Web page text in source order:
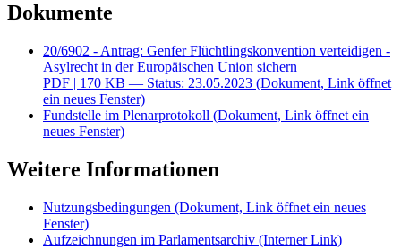
Dokumente
20/6902 - Antrag: Genfer Flüchtlingskonvention verteidigen -
Asylrecht in der Europäischen Union sichern
PDF | 170 KB — Status: 23.05.2023 (Dokument, Link öffnet
ein neues Fenster)
Fundstelle im Plenarprotokoll (Dokument, Link öffnet ein
neues Fenster)
Weitere Informationen
Nutzungsbedingungen (Dokument, Link öffnet ein neues
Fenster)
Aufzeichnungen im Parlamentsarchiv (Interner Link)